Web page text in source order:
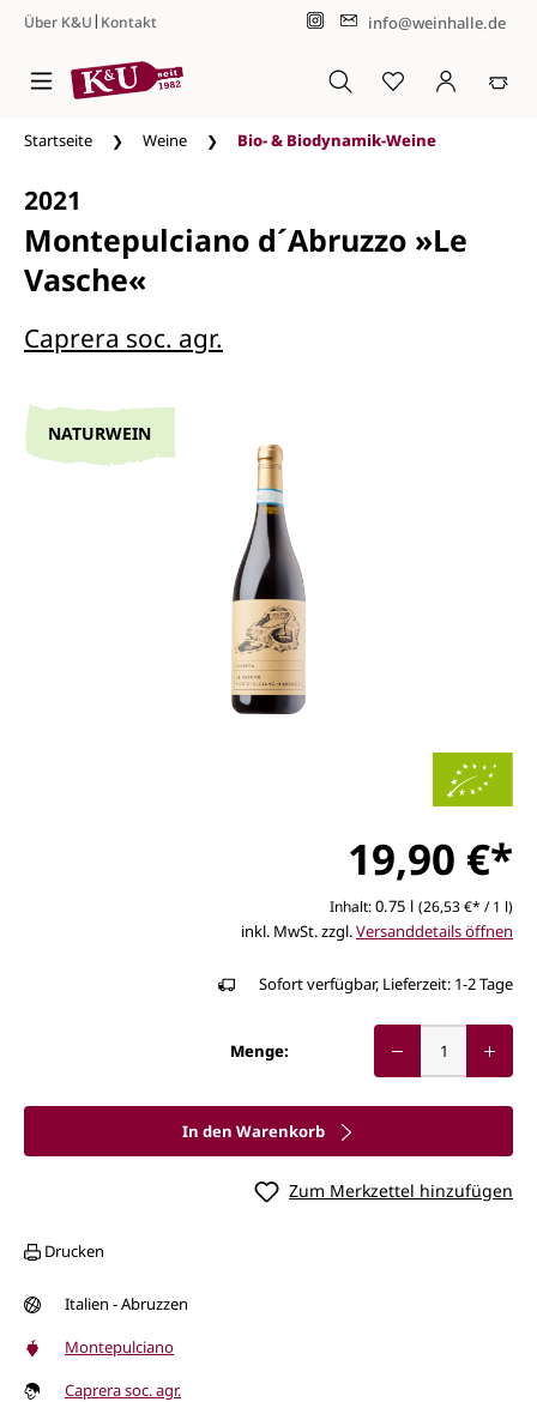
Zum Hauptinhalt springen
Über K&U| Kontakt info@weinhalle.de
Startseite Weine Bio- & Biodynamik-Weine
2021
Montepulciano d´Abruzzo »Le
Vasche«
Caprera soc. agr.
Bildergalerie überspringen
NATURWEIN
19,90 €*
Inhalt:0.75 l (26,53 €* / 1 l)
inkl. MwSt. zzgl.Versanddetails öffnen
Sofort verfügbar, Lieferzeit: 1-2 Tage
Menge:
In den Warenkorb
Zum Merkzettel hinzufügen
Drucken
Italien - Abruzzen
Montepulciano
Caprera soc. agr.